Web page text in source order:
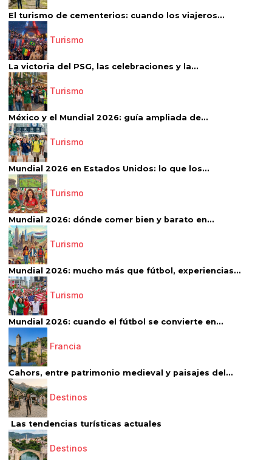
El turismo de cementerios: cuando los viajeros...
Turismo
La victoria del PSG, las celebraciones y la...
Turismo
México y el Mundial 2026: guía ampliada de...
Turismo
Mundial 2026 en Estados Unidos: lo que los...
Turismo
Mundial 2026: dónde comer bien y barato en...
Turismo
Mundial 2026: mucho más que fútbol, experiencias...
Turismo
Mundial 2026: cuando el fútbol se convierte en...
Francia
Cahors, entre patrimonio medieval y paisajes del...
Destinos
Las tendencias turísticas actuales
Destinos